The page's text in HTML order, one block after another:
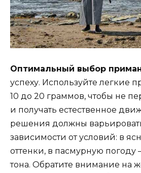
Оптимальный выбор
успеху. Используйте легкие
10 до 20 граммов, чтобы не
и получать естественное
решения должны
зависимости от условий: в
оттенки, в пасмурную погоду
тона. Обратите внимание на